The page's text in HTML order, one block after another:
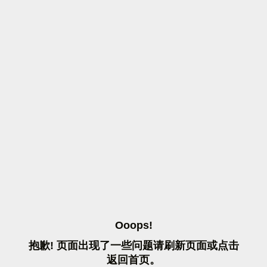
OOOPS!
抱歉! 页面出现了一些问题请刷 新页面或点击
返 回首页。